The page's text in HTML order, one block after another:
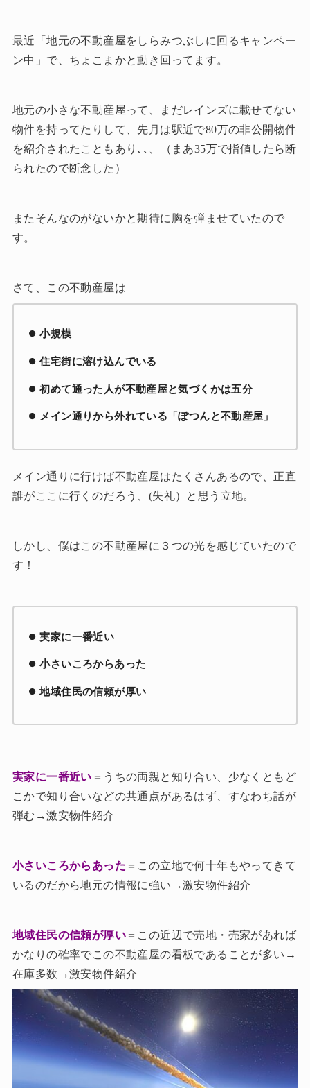
最近「地元の不動産屋をしらみつぶしに回るキャンペー
ン中」で、ちょこまかと動き回ってます。
地元の小さな不動産屋って、まだレインズに載せてない
物件を持ってたりして、先月は駅近で80万の非公開物件
を紹介されたこともあり､､、（まあ35万で指値したら断
られたので断念した）
またそんなのがないかと期待に胸を弾ませていたので
す。
さて、この不動産屋は
小規模
住宅街に溶け込んでいる
初めて通った人が不動産屋と気づくかは五分
メイン通りから外れている「ぽつんと不動産屋」
メイン通りに行けば不動産屋はたくさんあるので、正直
誰がここに行くのだろう、(失礼）と思う立地。
しかし、僕はこの不動産屋に３つの光を感じていたので
す！
実家に一番近い
小さいころからあった
地域住民の信頼が厚い
実家に一番近い ＝うちの両親と知り合い、少なくともど
こかで知り合いなどの共通点があるはず、すなわち話が
弾む→激安物件紹介
小さいころからあった ＝この立地で何十年もやってきて
いるのだから地元の情報に強い→激安物件紹介
地域住民の信頼が厚い＝この近辺で売地・売家があれば
かなりの確率でこの不動産屋の看板であることが多い→
在庫多数→激安物件紹介